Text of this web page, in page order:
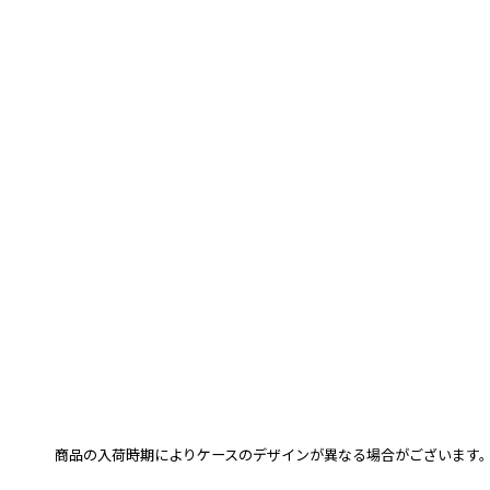
商品の入荷時期によりケースのデザインが異なる場合がございます